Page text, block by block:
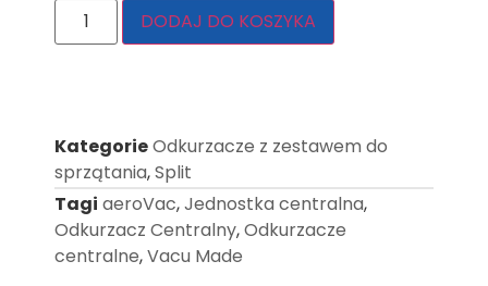
DODAJ DO KOSZYKA
KategorieOdkurzacze z zestawem do
sprzątania,Split
Tagi aeroVac,Jednostka centralna,
Odkurzacz Centralny,Odkurzacze
centralne,Vacu Made